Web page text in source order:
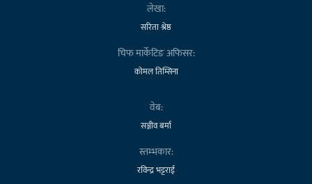
लेखा:
सरिता श्रेष्ठ
चिफ मार्केटिङ अफिसर:
कोमल तिम्सिना
वेब:
सञ्जीव बर्मा
स्तम्भकार:
रविन्द्र भट्टराई